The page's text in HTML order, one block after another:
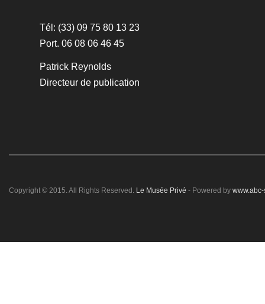
Tél: (33) 09 75 80 13 23
Port. 06 08 06 46 45
Patrick Reynolds
Directeur de publication
Copyright © 2015. All Rights Reserved. Le Musée Privé - Powered by